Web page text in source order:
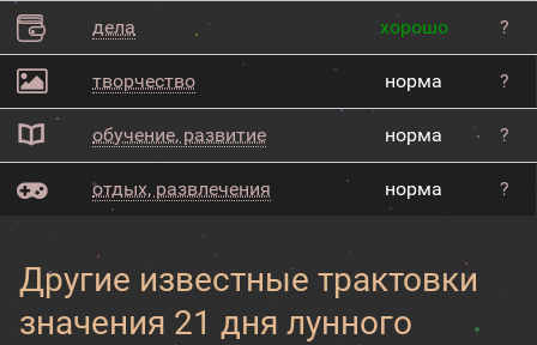
дела хорошо ?
творчество норма ?
обучение, развитие норма ?
отдых, развлечения норма ?
Другие известные трактовки
значения 21 дня лунного